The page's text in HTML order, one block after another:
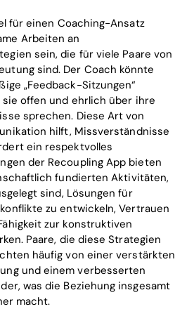
für einen Coaching-Ansatz
Arbeiten an
sein, die für viele Paare von
sind. Der Coach könnte
„Feedback-Sitzungen“
offen und ehrlich über ihre
sprechen. Diese Art von
hilft, Missverständnisse
ein respektvolles
der Recoupling App bieten
fundierten Aktivitäten,
sind, Lösungen für
zu entwickeln, Vertrauen
zur konstruktiven
Paare, die diese Strategien
häufig von einer verstärkten
und einem verbesserten
was die Beziehung insgesamt
macht.